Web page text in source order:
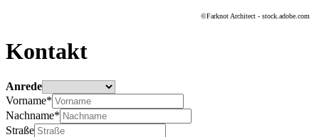
©Farknot Architect - stock.adobe.com
Kontakt
Anrede
Vorname*
Nachname*
Straße